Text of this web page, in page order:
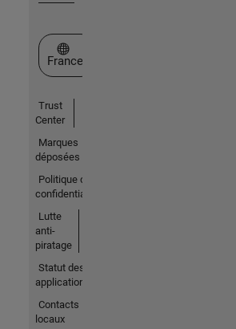
Sélectionner un site web
France
Trust
Center
Marques
déposées
Politique de
confidentialité
Lutte
anti-
piratage
Statut des
applications
Contacts
locaux